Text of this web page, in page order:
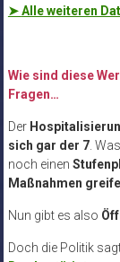
➤Alle weiteren
Wie sind diese
Fragen…
Der
sich gar der 7. Was
noch einen
Maßnahmen
Nun gibt es also
Doch die Politik